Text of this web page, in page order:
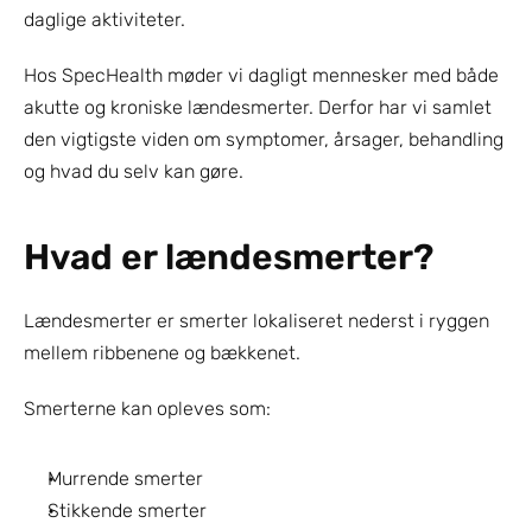
daglige aktiviteter.
Hos SpecHealth møder vi dagligt mennesker med både
akutte og kroniske lændesmerter. Derfor har vi samlet
den vigtigste viden om symptomer, årsager, behandling
og hvad du selv kan gøre.
Hvad er lændesmerter?
Lændesmerter er smerter lokaliseret nederst i ryggen
mellem ribbenene og bækkenet.
Smerterne kan opleves som:
Murrende smerter
Stikkende smerter